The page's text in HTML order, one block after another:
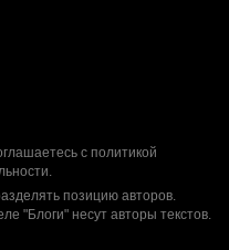
с политикой
.
позицию авторов.
"Блоги" несут авторы текстов.